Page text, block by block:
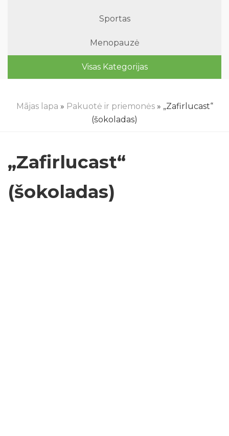
Sportas
Menopauzė
Visas Kategorijas
Mājas lapa » Pakuotė ir priemonės» „Zafirlucast“
(šokoladas)
„Zafirlucast“
(šokoladas)